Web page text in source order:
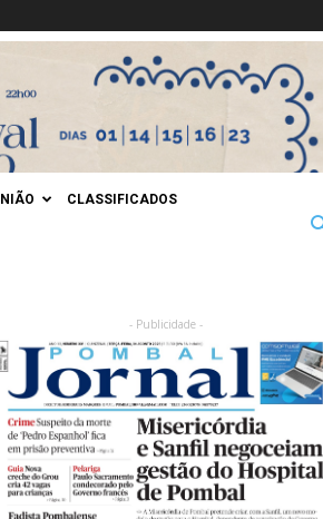
CLASSIFICADOS
- Publicidade -